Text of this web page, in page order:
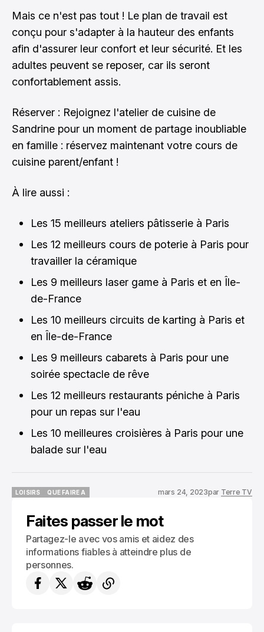
Mais ce n'est pas tout ! Le plan de travail est
conçu pour s'adapter à la hauteur des enfants
afin d'assurer leur confort et leur sécurité. Et les
adultes peuvent se reposer, car ils seront
confortablement assis.
Réserver : Rejoignez l'atelier de cuisine de
Sandrine pour un moment de partage inoubliable
en famille : réservez maintenant votre cours de
cuisine parent/enfant !
À lire aussi :
Les 15 meilleurs ateliers pâtisserie à Paris
Les 12 meilleurs cours de poterie à Paris pour
travailler la céramique
Les 9 meilleurs laser game à Paris et en Île-
de-France
Les 10 meilleurs circuits de karting à Paris et
en Île-de-France
Les 9 meilleurs cabarets à Paris pour une
soirée spectacle de rêve
Les 12 meilleurs restaurants péniche à Paris
pour un repas sur l'eau
Les 10 meilleures croisières à Paris pour une
balade sur l'eau
LOISIRS
QUE FAIRE A
mars 24, 2023par Terre TV
Faites passer le mot
Partagez-le avec vos amis et aidez des
informations fiables à atteindre plus de
personnes.